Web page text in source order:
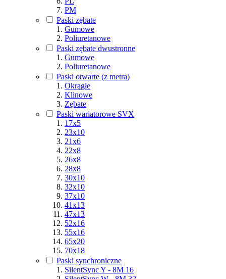
PM
Paski zębate
Gumowe
Poliuretanowe
Paski zębate dwustronne
Gumowe
Poliuretanowe
Paski otwarte (z metra)
Okrągłe
Klinowe
Zębate
Paski wariatorowe SVX
17x5
23x10
21x6
22x8
26x8
28x8
30x10
32x10
37x10
41x13
47x13
52x16
55x16
65x20
70x18
Paski synchroniczne
SilentSync Y - 8M 16